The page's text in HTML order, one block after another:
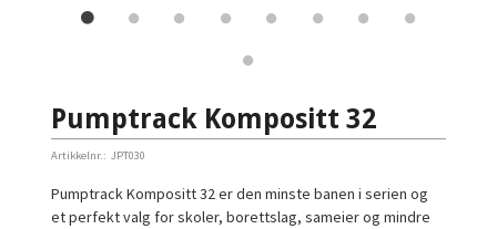
Pumptrack Kompositt 32
Artikkelnr.: JPT030
Pumptrack Kompositt 32 er den minste banen i serien og
et perfekt valg for skoler, borettslag, sameier og mindre